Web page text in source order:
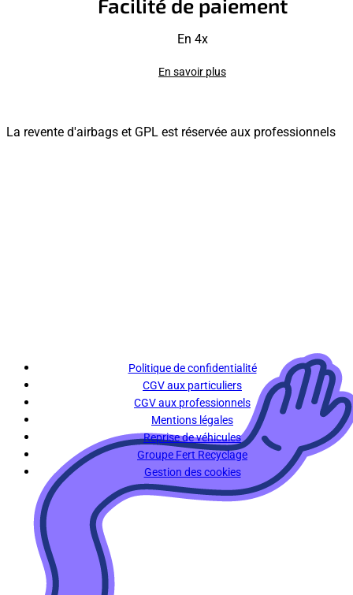
En 4x
En savoir plus
La revente d'airbags et GPL est réservée aux professionnels
Politique de confidentialité
CGV aux particuliers
CGV aux professionnels
Mentions légales
Reprise de véhicules
Groupe Fert Recyclage
Gestion des cookies